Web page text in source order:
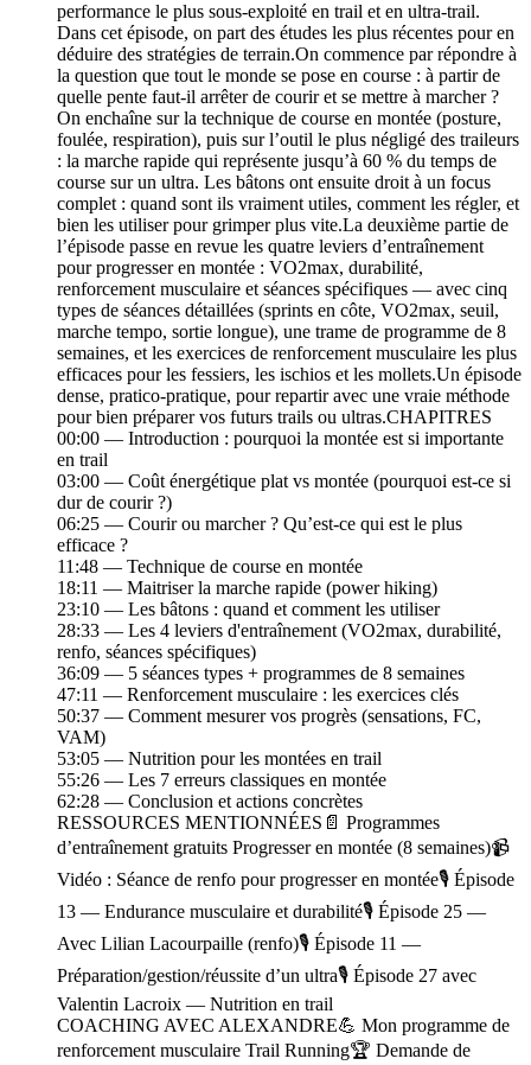
performance le plus sous-exploité en trail et en ultra-trail.
Dans cet épisode, on part des études les plus récentes pour en
déduire des stratégies de terrain.On commence par répondre à
la question que tout le monde se pose en course : à partir de
quelle pente faut-il arrêter de courir et se mettre à marcher ?
On enchaîne sur la technique de course en montée (posture,
foulée, respiration), puis sur l’outil le plus négligé des traileurs
: la marche rapide qui représente jusqu’à 60 % du temps de
course sur un ultra. Les bâtons ont ensuite droit à un focus
complet : quand sont ils vraiment utiles, comment les régler, et
bien les utiliser pour grimper plus vite.La deuxième partie de
l’épisode passe en revue les quatre leviers d’entraînement
pour progresser en montée : VO2max, durabilité,
renforcement musculaire et séances spécifiques — avec cinq
types de séances détaillées (sprints en côte, VO2max, seuil,
marche tempo, sortie longue), une trame de programme de 8
semaines, et les exercices de renforcement musculaire les plus
efficaces pour les fessiers, les ischios et les mollets.Un épisode
dense, pratico-pratique, pour repartir avec une vraie méthode
pour bien préparer vos futurs trails ou ultras.CHAPITRES
00:00 — Introduction : pourquoi la montée est si importante
en trail
03:00 — Coût énergétique plat vs montée (pourquoi est-ce si
dur de courir ?)
06:25 — Courir ou marcher ? Qu’est-ce qui est le plus
efficace ?
11:48 — Technique de course en montée
18:11 — Maitriser la marche rapide (power hiking)
23:10 — Les bâtons : quand et comment les utiliser
28:33 — Les 4 leviers d'entraînement (VO2max, durabilité,
renfo, séances spécifiques)
36:09 — 5 séances types + programmes de 8 semaines
47:11 — Renforcement musculaire : les exercices clés
50:37 — Comment mesurer vos progrès (sensations, FC,
VAM)
53:05 — Nutrition pour les montées en trail
55:26 — Les 7 erreurs classiques en montée
62:28 — Conclusion et actions concrètes
RESSOURCES MENTIONNÉES📄 Programmes
d’entraînement gratuits Progresser en montée (8 semaines)📹
Vidéo : Séance de renfo pour progresser en montée🎙️ Épisode
13 — Endurance musculaire et durabilité🎙️ Épisode 25 —
Avec Lilian Lacourpaille (renfo)🎙️ Épisode 11 —
Préparation/gestion/réussite d’un ultra🎙️ Épisode 27 avec
Valentin Lacroix — Nutrition en trail
COACHING AVEC ALEXANDRE💪 Mon programme de
renforcement musculaire Trail Running🏆 Demande de